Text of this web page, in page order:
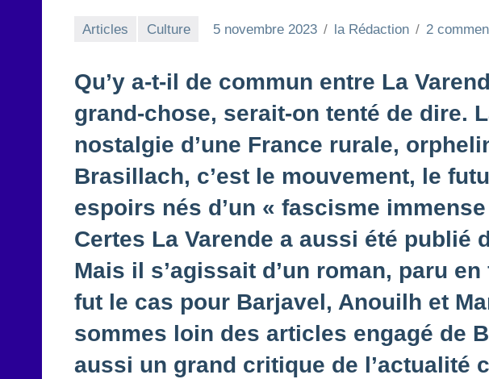
Articles Culture 5 novembre 2023 la Rédaction 2
Qu’y a-t-il de commun entre La
grand-chose, serait-on tenté de dire.
nostalgie d’une France rurale,
Brasillach, c’est le mouvement, le
espoirs nés d’un « fascisme
Certes La Varende a aussi été publié
Mais il s’agissait d’un roman, paru
fut le cas pour Barjavel, Anouilh et
sommes loin des articles engagé de
aussi un grand critique de l’actualité